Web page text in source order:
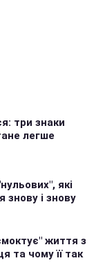
три знаки
легше
які
знову і знову
життя з
та чому її так